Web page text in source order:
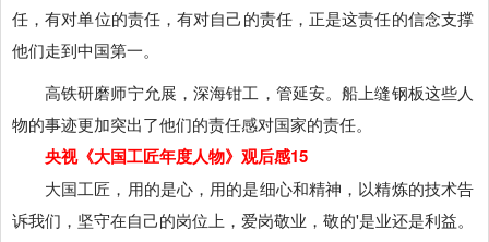
任，有对单位的责任，有对自己的责任，正是这责任的信念支撑
他们走到中国第一。
高铁研磨师宁允展，深海钳工，管延安。船上缝钢板这些人
物的事迹更加突出了他们的责任感对国家的责任。
央视《大国工匠年度人物》观后感15
大国工匠，用的是心，用的是细心和精神，以精炼的技术告
诉我们，坚守在自己的岗位上，爱岗敬业，敬的'是业还是利益。